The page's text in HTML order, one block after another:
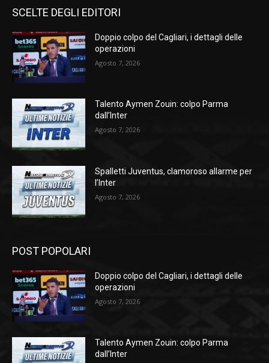
SCELTE DEGLI EDITORI
Doppio colpo del Cagliari, i dettagli delle
operazioni
Agosto 7, 2026
Talento Aymen Zouin: colpo Parma
dall’Inter
Agosto 7, 2026
Spalletti Juventus, clamoroso allarme per
l’Inter
Agosto 7, 2026
POST POPOLARI
Doppio colpo del Cagliari, i dettagli delle
operazioni
Agosto 7, 2026
Talento Aymen Zouin: colpo Parma
dall’Inter